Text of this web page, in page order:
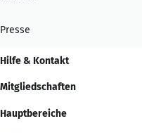
Presse
Hilfe & Kontakt
Mitgliedschaften
Hauptbereiche